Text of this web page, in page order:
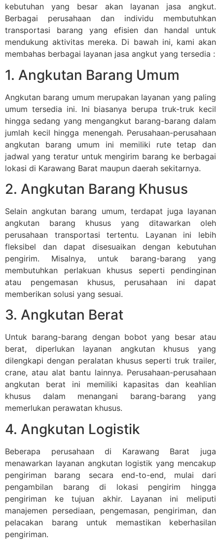
kebutuhan yang besar akan layanan jasa angkut.
Berbagai perusahaan dan individu membutuhkan
transportasi barang yang efisien dan handal untuk
mendukung aktivitas mereka. Di bawah ini, kami akan
membahas berbagai layanan jasa angkut yang tersedia :
1. Angkutan Barang Umum
Angkutan barang umum merupakan layanan yang paling
umum tersedia ini. Ini biasanya berupa truk-truk kecil
hingga sedang yang mengangkut barang-barang dalam
jumlah kecil hingga menengah. Perusahaan-perusahaan
angkutan barang umum ini memiliki rute tetap dan
jadwal yang teratur untuk mengirim barang ke berbagai
lokasi di Karawang Barat maupun daerah sekitarnya.
2. Angkutan Barang Khusus
Selain angkutan barang umum, terdapat juga layanan
angkutan barang khusus yang ditawarkan oleh
perusahaan transportasi tertentu. Layanan ini lebih
fleksibel dan dapat disesuaikan dengan kebutuhan
pengirim. Misalnya, untuk barang-barang yang
membutuhkan perlakuan khusus seperti pendinginan
atau pengemasan khusus, perusahaan ini dapat
memberikan solusi yang sesuai.
3. Angkutan Berat
Untuk barang-barang dengan bobot yang besar atau
berat, diperlukan layanan angkutan khusus yang
dilengkapi dengan peralatan khusus seperti truk trailer,
crane, atau alat bantu lainnya. Perusahaan-perusahaan
angkutan berat ini memiliki kapasitas dan keahlian
khusus dalam menangani barang-barang yang
memerlukan perawatan khusus.
4. Angkutan Logistik
Beberapa perusahaan di Karawang Barat juga
menawarkan layanan angkutan logistik yang mencakup
pengiriman barang secara end-to-end, mulai dari
pengambilan barang di lokasi pengirim hingga
pengiriman ke tujuan akhir. Layanan ini meliputi
manajemen persediaan, pengemasan, pengiriman, dan
pelacakan barang untuk memastikan keberhasilan
pengiriman.